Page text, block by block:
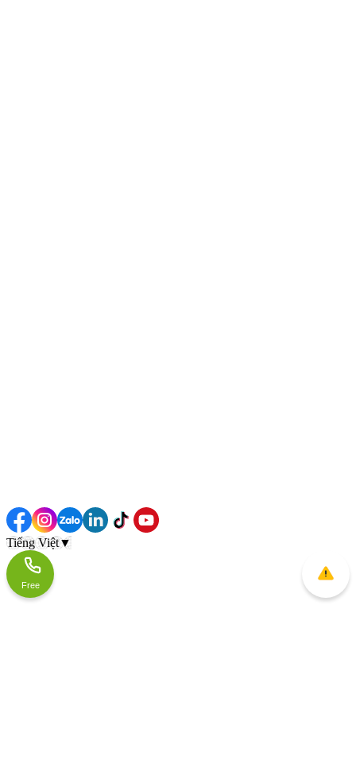
Tiếng Việt▼
Free